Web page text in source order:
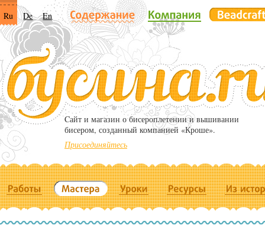
Ru De En
Cайт и магазин о бисероплетении и вышивании
бисером, созданный компанией «Кроше».
Присоединяйтесь